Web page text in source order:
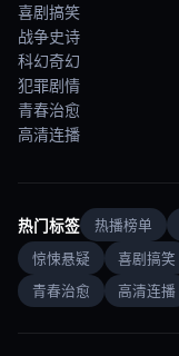
喜剧搞笑
战争史诗
科幻奇幻
犯罪剧情
青春治愈
高清连播
热门标签 热播榜单
惊悚悬疑
喜剧搞笑
青春治愈
高清连播